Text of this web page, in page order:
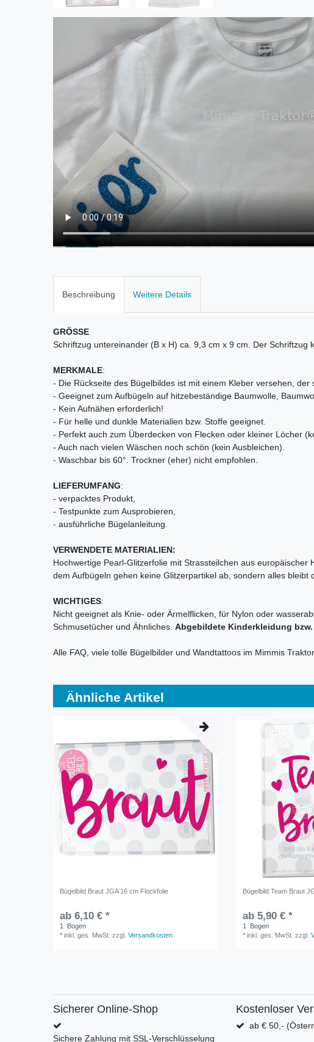
Beschreibung Weitere Details
GRÖSSE
Schriftzug untereinander (B x H) ca. 9,3 cm x 9 cm. Der
MERKMALE:
- Die Rückseite des Bügelbildes ist mit einem Kleber versehen,
- Geeignet zum Aufbügeln auf hitzebeständige Baumwolle,
- Kein Aufnähen erforderlich!
- Für helle und dunkle Materialien bzw. Stoffe geeignet.
- Perfekt auch zum Überdecken von Flecken oder kleiner Löcher
- Auch nach vielen Wäschen noch schön (kein Ausbleichen).
- Waschbar bis 60°. Trockner (eher) nicht empfohlen.
LIEFERUMFANG:
- verpacktes Produkt,
- Testpunkte zum Ausprobieren,
- ausführliche Bügelanleitung.
VERWENDETE MATERIALIEN:
Hochwertige Pearl-Glitzerfolie mit Strassteilchen aus
dem Aufbügeln gehen keine Glitzerpartikel ab, sondern alles bleibt
WICHTIGES:
Nicht geeignet als Knie- oder Ärmelflicken, für Nylon oder
Schmusetücher und Ähnliches. Abgebildete Kinderkleidung
Alle FAQ, viele tolle Bügelbilder und Wandtattoos im Mimmis
Ähnliche Artikel
Bügelbild Braut JGA 16 cm Flockfolie
ab 6,10 € *
1
Bogen
*inkl. ges. MwSt. zzgl.Versandkosten
Bügelbild Team Braut
ab 5,90 € *
1
Bogen
*inkl. ges. MwSt. zzgl.
Sicherer Online-Shop
Sichere Zahlung mit SSL-Verschlüsselung
Kostenloser
ab € 50,-